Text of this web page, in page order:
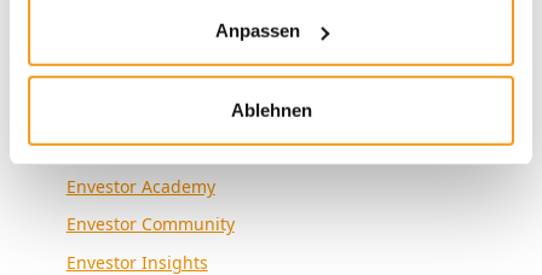
Anpassen
Ablehnen
Allgemein
Envestor Academy
Envestor Community
Envestor Insights